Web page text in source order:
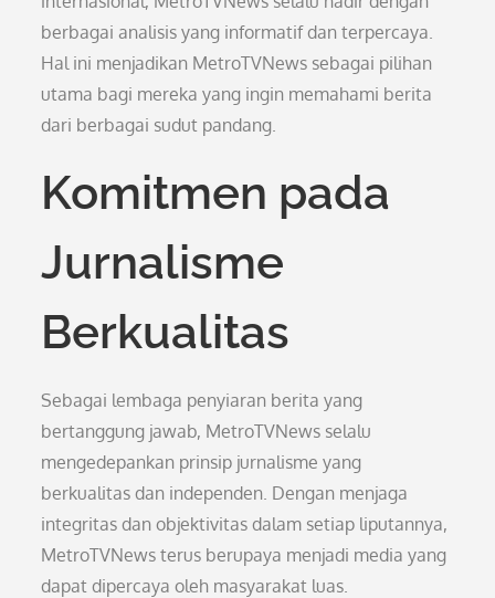
berbagai analisis yang informatif dan terpercaya.
Hal ini menjadikan MetroTVNews sebagai pilihan
utama bagi mereka yang ingin memahami berita
dari berbagai sudut pandang.
Komitmen pada
Jurnalisme
Berkualitas
Sebagai lembaga penyiaran berita yang
bertanggung jawab, MetroTVNews selalu
mengedepankan prinsip jurnalisme yang
berkualitas dan independen. Dengan menjaga
integritas dan objektivitas dalam setiap liputannya,
MetroTVNews terus berupaya menjadi media yang
dapat dipercaya oleh masyarakat luas.